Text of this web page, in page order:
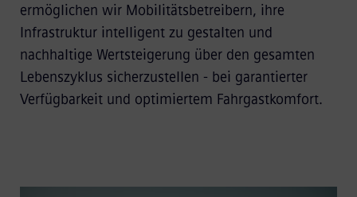
ermöglichen wir Mobilitätsbetreibern, ihre
Infrastruktur intelligent zu gestalten und
nachhaltige Wertsteigerung über den gesamten
Lebenszyklus sicherzustellen - bei garantierter
Verfügbarkeit und optimiertem Fahrgastkomfort.